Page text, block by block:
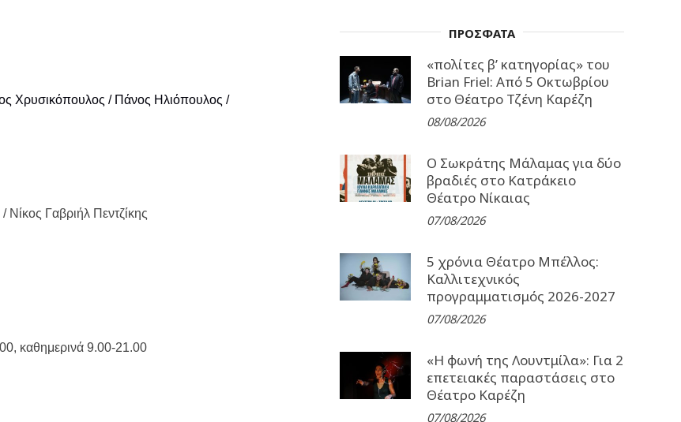
Χρυσικόπουλος / Πάνος Ηλιόπουλος /
Νίκος Γαβριήλ Πεντζίκης
καθημερινά 9.00-21.00
ΠΡΟΣΦΑΤΑ
«πολίτες β’ κατηγορίας» του
Brian Friel: Από 5 Οκτωβρίου
στο Θέατρο Τζένη Καρέζη
08/08/2026
Ο Σωκράτης Μάλαμας για δύο
βραδιές στο Κατράκειο
Θέατρο Νίκαιας
07/08/2026
5 χρόνια Θέατρο Μπέλλος:
Καλλιτεχνικός
προγραμματισμός 2026-2027
07/08/2026
«Η φωνή της Λουντμίλα»: Για 2
επετειακές παραστάσεις στο
Θέατρο Καρέζη
07/08/2026